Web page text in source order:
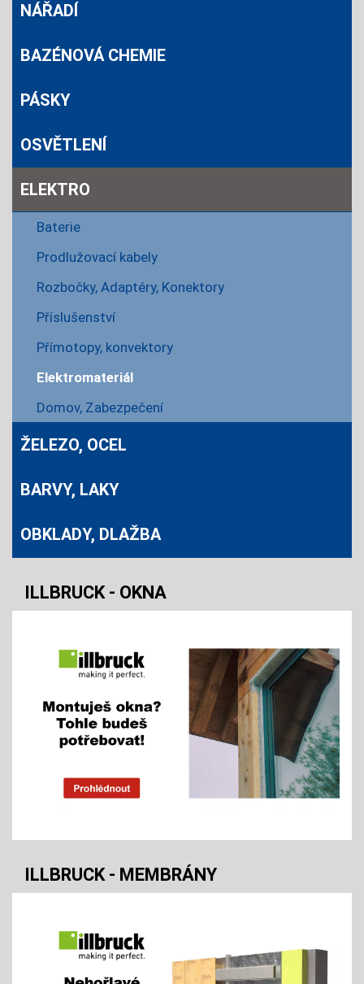
NÁŘADÍ
BAZÉNOVÁ CHEMIE
PÁSKY
OSVĚTLENÍ
ELEKTRO
Baterie
Prodlužovací kabely
Rozbočky, Adaptéry, Konektory
Příslušenství
Přímotopy, konvektory
Elektromateriál
Domov, Zabezpečení
ŽELEZO, OCEL
BARVY, LAKY
OBKLADY, DLAŽBA
ILLBRUCK - OKNA
ILLBRUCK - MEMBRÁNY